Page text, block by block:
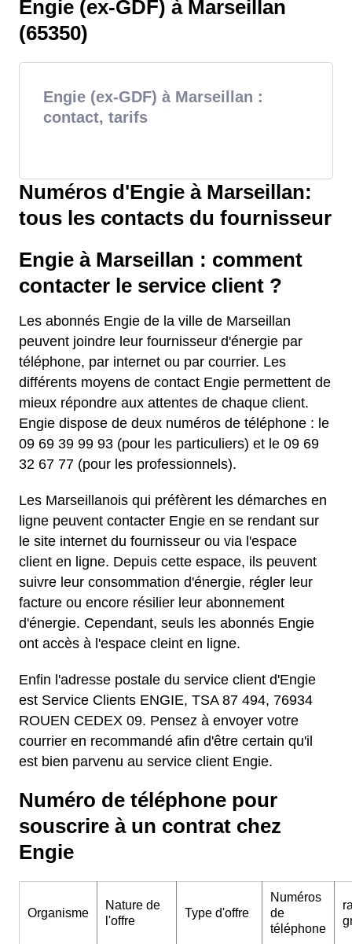
Engie (ex-GDF) à Marseillan
(65350)
Engie (ex-GDF) à Marseillan :
contact, tarifs
Numéros d'Engie à Marseillan:
tous les contacts du fournisseur
Engie à Marseillan : comment
contacter le service client ?
Les abonnés Engie de la ville de Marseillan
peuvent joindre leur fournisseur d'énergie par
téléphone, par internet ou par courrier. Les
différents moyens de contact Engie permettent de
mieux répondre aux attentes de chaque client.
Engie dispose de deux numéros de téléphone : le
09 69 39 99 93 (pour les particuliers) et le 09 69
32 67 77 (pour les professionnels).
Les Marseillanois qui préfèrent les démarches en
ligne peuvent contacter Engie en se rendant sur
le site internet du fournisseur ou via l'espace
client en ligne. Depuis cette espace, ils peuvent
suivre leur consommation d'énergie, régler leur
facture ou encore résilier leur abonnement
d'énergie. Cependant, seuls les abonnés Engie
ont accès à l'espace cleint en ligne.
Enfin l'adresse postale du service client d'Engie
est Service Clients ENGIE, TSA 87 494, 76934
ROUEN CEDEX 09. Pensez à envoyer votre
courrier en recommandé afin d'être certain qu'il
est bien parvenu au service client Engie.
Numéro de téléphone pour
souscrire à un contrat chez
Engie
Organisme
Nature de
l'offre
Type d'offre
Numéros
de
téléphone